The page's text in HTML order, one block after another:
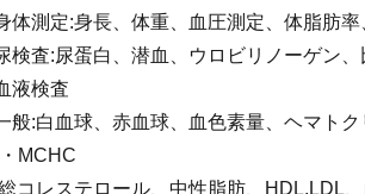
測定:身長、体重、血圧測定、体脂肪率
査:尿蛋白、潜血、ウロビリノーゲン、
液検査
般:白血球、赤血球、血色素量、ヘマト
MCHC
コレステロール、中性脂肪、HDL,LDL